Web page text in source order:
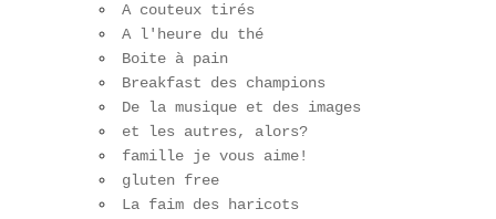
A couteux tirés
A l'heure du thé
Boite à pain
Breakfast des champions
De la musique et des images
et les autres, alors?
famille je vous aime!
gluten free
La faim des haricots